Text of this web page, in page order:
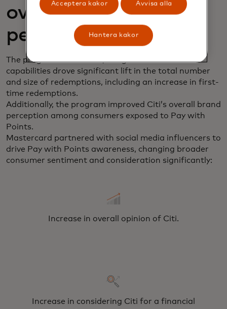
overall brand
perception.
The program’s real-time, integrated alerts and
capabilities drove significant lift in the total number
and size of redemptions, including an increase in first-
time redemptions.
Additionally, the program improved Citi’s overall brand
perception among consumers exposed to Pay with
Points.
Mastercard partnered with social media influencers to
drive Pay with Points awareness, changing broader
consumer sentiment and consideration significantly:
Increase in overall opinion of Citi.
Increase in considering Citi for a financial
Acceptera kakor Avvisa alla
Hantera kakor